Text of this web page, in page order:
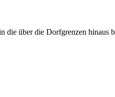
über die Dorfgrenzen